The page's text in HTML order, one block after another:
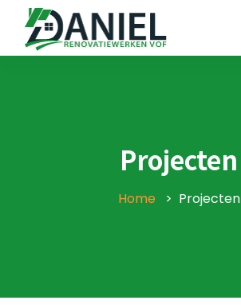
Projecten
Home Projecten